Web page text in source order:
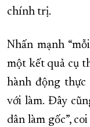
chính trị.
Nhấn mạnh
một kết quả cụ
hành động
với làm. Đây
dân làm gốc”,